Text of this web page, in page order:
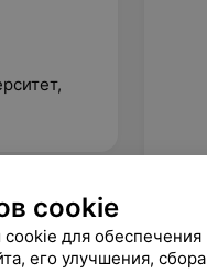
cookie
для обеспечения
его улучшения, сбора